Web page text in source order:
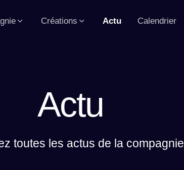
Créations Actu Calendrier
Actu
toutes les actus de la compagnie